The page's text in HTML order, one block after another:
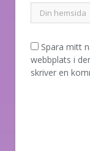
Spara mitt
webbplats i
skriver en